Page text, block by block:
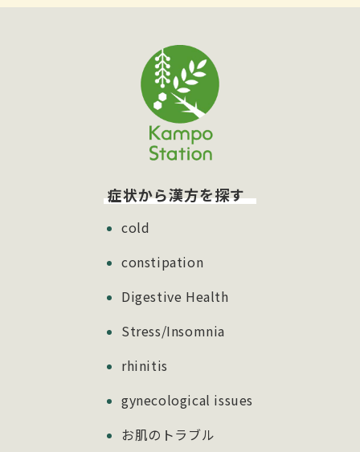
症状から漢方を探す
cold
constipation
Digestive Health
Stress/Insomnia
rhinitis
gynecological issues
お肌のトラブル